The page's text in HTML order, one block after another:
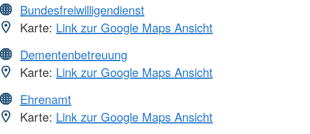
Bundesfreiwilligendienst
Karte: Link zur Google Maps Ansicht
Dementenbetreuung
Karte: Link zur Google Maps Ansicht
Ehrenamt
Karte: Link zur Google Maps Ansicht